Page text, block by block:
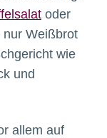
oder
Weißbrot
wie
und
allem auf